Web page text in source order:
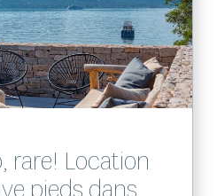
le bien
rare! Location